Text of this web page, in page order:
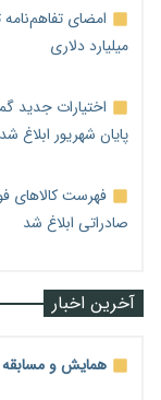
میلیارد دلاری
اختیارات جدید
پایان شهریور ابلاغ شد
صادراتی ابلاغ شد
آخرین اخبار
همایش و مسابقه